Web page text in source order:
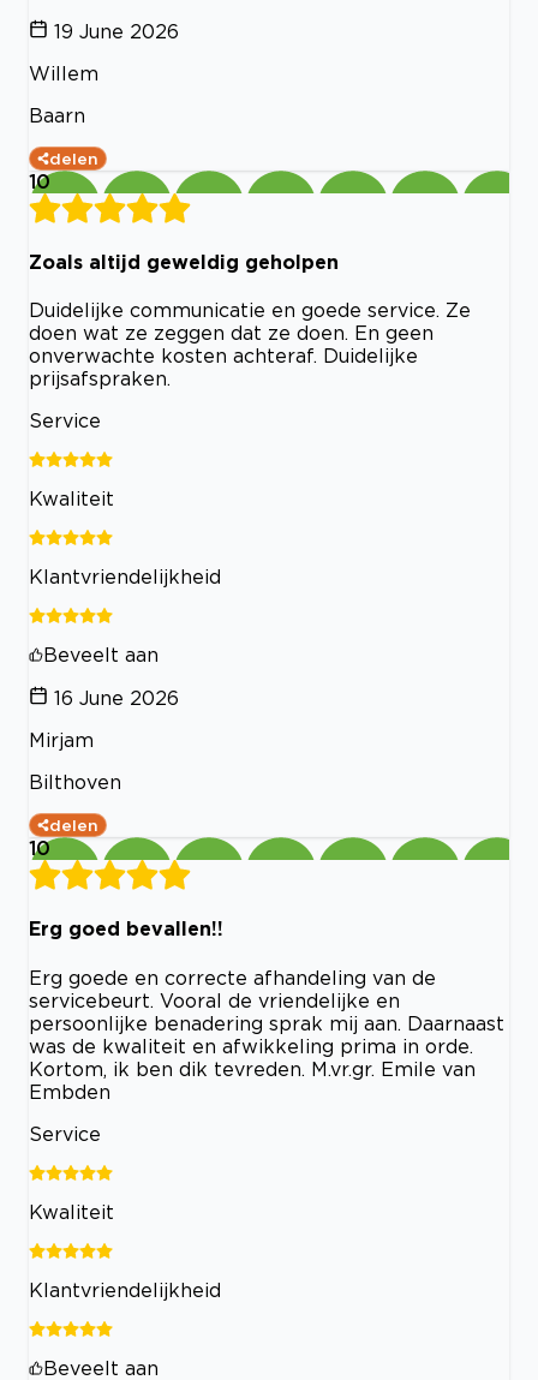
19 June 2026
Willem
Baarn
delen
10
Zoals altijd geweldig geholpen
Duidelijke communicatie en goede service. Ze
doen wat ze zeggen dat ze doen. En geen
onverwachte kosten achteraf. Duidelijke
prijsafspraken.
Service
Kwaliteit
Klantvriendelijkheid
Beveelt aan
16 June 2026
Mirjam
Bilthoven
delen
10
Erg goed bevallen!!
Erg goede en correcte afhandeling van de
servicebeurt. Vooral de vriendelijke en
persoonlijke benadering sprak mij aan. Daarnaast
was de kwaliteit en afwikkeling prima in orde.
Kortom, ik ben dik tevreden. M.vr.gr. Emile van
Embden
Service
Kwaliteit
Klantvriendelijkheid
Beveelt aan